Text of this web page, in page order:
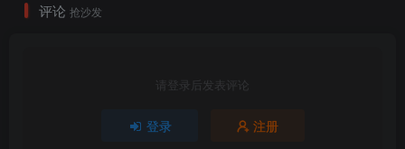
评论 抢沙发
请登录后发表评论
登录 注册